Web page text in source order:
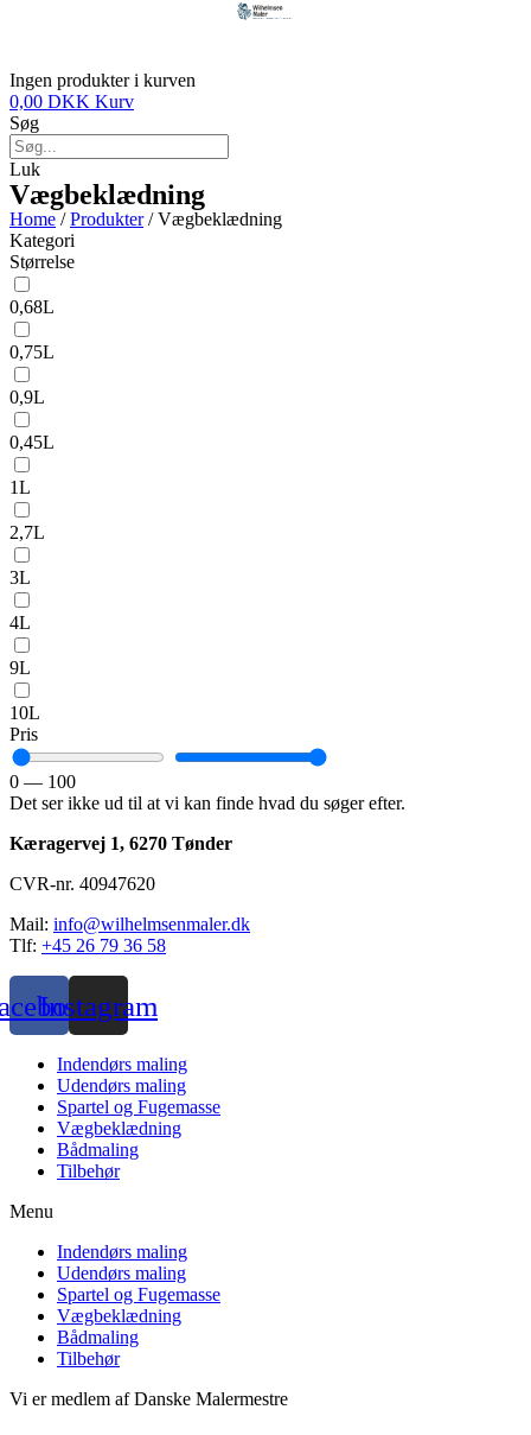
Ingen produkter i kurven
0,00 DKK Kurv
Søg
Luk
Vægbeklædning
Home /Produkter/ Vægbeklædning
Kategori
Størrelse
0,68L
0,75L
0,9L
0,45L
1L
2,7L
3L
4L
9L
10L
Pris
0 — 100
Det ser ikke ud til at vi kan finde hvad du søger efter.
Kæragervej 1, 6270 Tønder
CVR-nr. 40947620
Mail: info@wilhelmsenmaler.dk
Tlf: +45 26 79 36 58
Instagram
Indendørs maling
Udendørs maling
Spartel og Fugemasse
Vægbeklædning
Bådmaling
Tilbehør
Menu
Indendørs maling
Udendørs maling
Spartel og Fugemasse
Vægbeklædning
Bådmaling
Tilbehør
Vi er medlem af Danske Malermestre